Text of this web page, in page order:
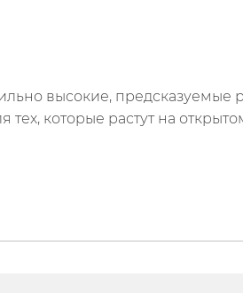
высокие, предсказуемые
которые растут на